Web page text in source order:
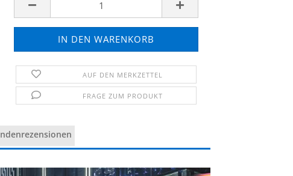
AUF DEN MERKZETTEL
FRAGE ZUM PRODUKT